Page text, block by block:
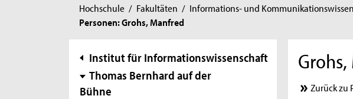
Sie
sind
Hochschule / Fakultäten / Informations- und
Personen: Grohs, Manfred
Subnavigation
Institut für Informationswissenschaft
Thomas Bernhard auf der
Bühne
Zurück zu